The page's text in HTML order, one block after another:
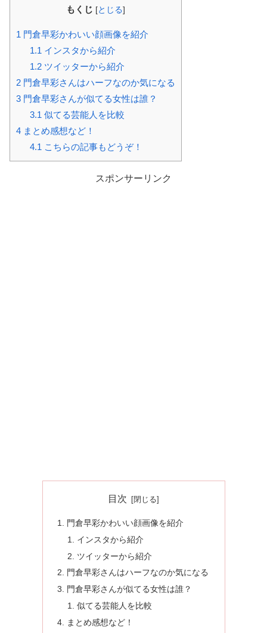
もくじ [とじる]
1 門倉早彩かわいい顔画像を紹介
1.1インスタから紹介
1.2ツイッターから紹介
2 門倉早彩さんはハーフなのか気になる
3 門倉早彩さんが似てる女性は誰？
3.1似てる芸能人を比較
4 まとめ感想など！
4.1こちらの記事もどうぞ！
スポンサーリンク
目次
門倉早彩かわいい顔画像を紹介
インスタから紹介
ツイッターから紹介
門倉早彩さんはハーフなのか気になる
門倉早彩さんが似てる女性は誰？
似てる芸能人を比較
まとめ感想など！